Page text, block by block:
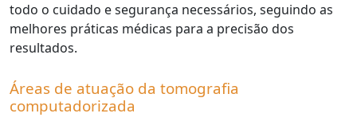
todo o cuidado e segurança necessários, seguindo as
melhores práticas médicas para a precisão dos
resultados.
Áreas de atuação da tomografia
computadorizada